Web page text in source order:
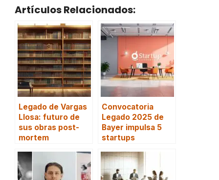
Artículos Relacionados:
Legado de Vargas
Llosa: futuro de
sus obras post-
mortem
Convocatoria
Legado 2025 de
Bayer impulsa 5
startups